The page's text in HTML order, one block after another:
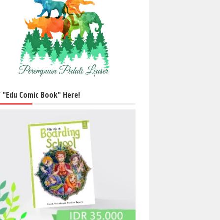
"Edu Comic Book" Here!